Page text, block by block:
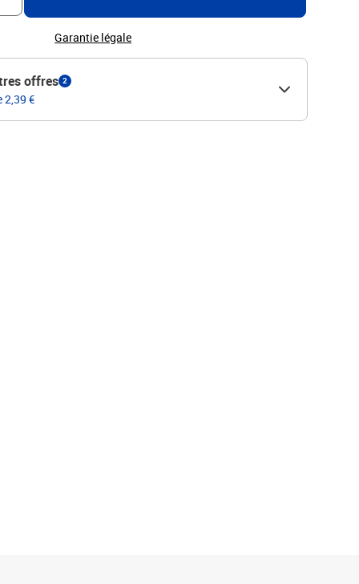
Garantie légale
offres 2
2,39 €